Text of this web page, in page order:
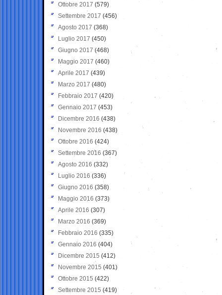
Ottobre 2017 (579)
Settembre 2017 (456)
Agosto 2017 (368)
Luglio 2017 (450)
Giugno 2017 (468)
Maggio 2017 (460)
Aprile 2017 (439)
Marzo 2017 (480)
Febbraio 2017 (420)
Gennaio 2017 (453)
Dicembre 2016 (438)
Novembre 2016 (438)
Ottobre 2016 (424)
Settembre 2016 (367)
Agosto 2016 (332)
Luglio 2016 (336)
Giugno 2016 (358)
Maggio 2016 (373)
Aprile 2016 (307)
Marzo 2016 (369)
Febbraio 2016 (335)
Gennaio 2016 (404)
Dicembre 2015 (412)
Novembre 2015 (401)
Ottobre 2015 (422)
Settembre 2015 (419)